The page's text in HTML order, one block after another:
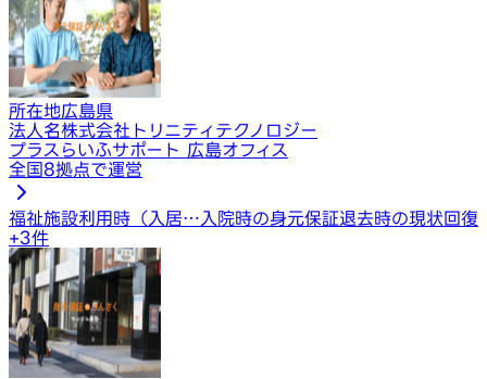
所在地広島県
法人名株式会社トリニティテクノロジー
プラスらいふサポート 広島オフィス
全国8拠点で運営
福祉施設利用時（入居… 入院時の身元保証退去時の現状回復
+3件